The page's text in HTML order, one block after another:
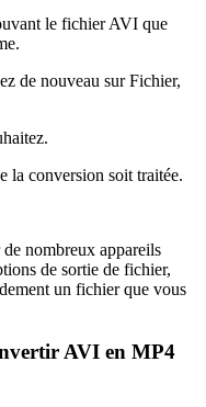
le fichier AVI que
de nouveau sur Fichier,
la conversion soit traitée.
nombreux appareils
de sortie de fichier,
un fichier que vous
AVI en MP4